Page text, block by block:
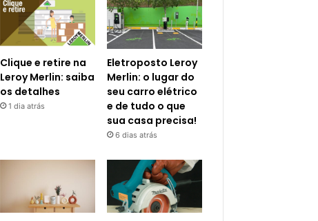
Clique e retire na
Leroy Merlin: saiba
os detalhes
1 dia atrás
Eletroposto Leroy
Merlin: o lugar do
seu carro elétrico
e de tudo o que
sua casa precisa!
6 dias atrás